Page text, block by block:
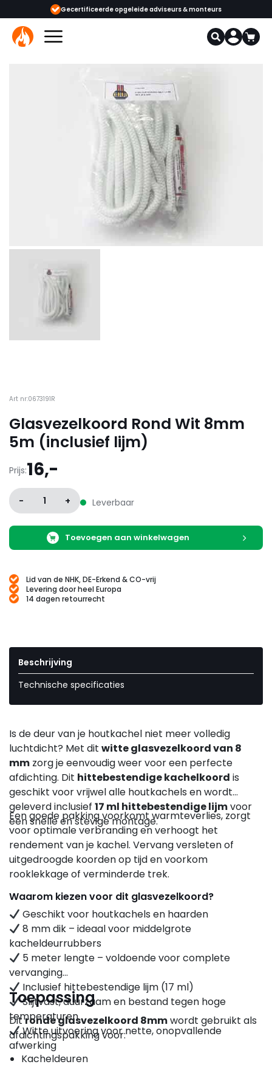
adviseurs & monteurs 1000+ kachels en haarden in onze
Art nr:0673191R
Glasvezelkoord Rond Wit 8mm
5m (inclusief lijm)
Prijs:16,-
- 1 + Leverbaar
Toevoegen aan winkelwagen
Lid van de NHK, DE-Erkend & CO-vrij
Levering door heel Europa
14 dagen retourrecht
Beschrijving
Technische specificaties
Is de deur van je houtkachel niet meer volledig
luchtdicht? Met dit witte glasvezelkoord van 8
mm zorg je eenvoudig weer voor een perfecte
afdichting. Dit hittebestendige kachelkoord is
geschikt voor vrijwel alle houtkachels en wordt
geleverd inclusief 17 ml hittebestendige lijmvoor
een snelle en stevige montage.
Een goede pakking voorkomt warmteverlies, zorgt
voor optimale verbranding en verhoogt het
rendement van je kachel. Vervang versleten of
uitgedroogde koorden op tijd en voorkom
rooklekkage of verminderde trek.
Waarom kiezen voor dit glasvezelkoord?
Geschikt voor houtkachels en haarden
8 mm dik – ideaal voor middelgrote
kacheldeurrubbers
5 meter lengte – voldoende voor complete
vervanging
Inclusief hittebestendige lijm (17 ml)
Slijtvast, duurzaam en bestand tegen hoge
temperaturen
Witte uitvoering voor nette, onopvallende
afwerking
Toepassing
Ditronde glasvezelkoord 8mmwordt gebruikt als
afdichtingspakking voor:
Kacheldeuren